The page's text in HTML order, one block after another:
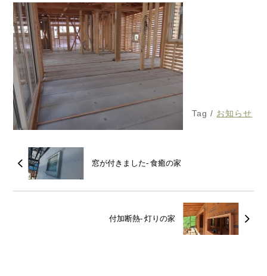
Tag / お知らせ
窓が付きました- 食癒の家
付加断熱- 灯りの家